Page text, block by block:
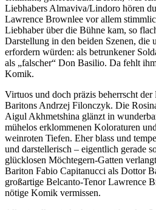
Liebhabers Almaviva/Lindoro hören
Lawrence Brownlee vor allem
Liebhaber über die Bühne kam, so
Darstellung in den beiden Szenen, die
erfordern würden: als betrunkener
als „falscher“ Don Basilio. Da fehlt
Komik.
Virtuos und doch präzis beherrscht der
Baritons Andrzej Filonczyk. Die
Aigul Akhmetshina glänzt in
mühelos erklommenen Koloraturen
weinroten Tiefen. Eher blass und
und darstellerisch – eigentlich gerade
glücklosen Möchtegern-Gatten
Bariton Fabio Capitanucci als Dottor
großartige Belcanto-Tenor Lawrence
nötige Komik vermissen.